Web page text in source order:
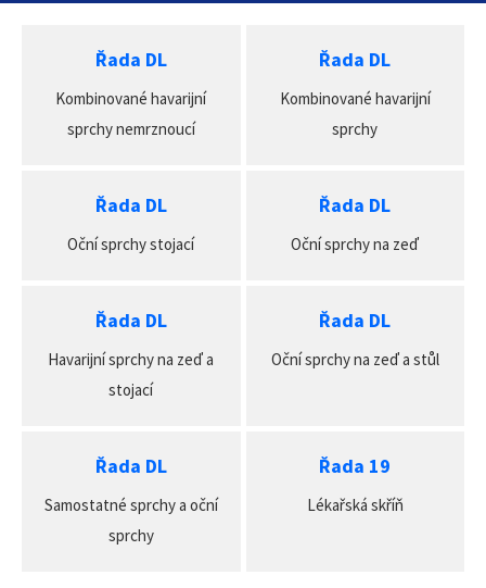
Řada DL
Kombinované havarijní
sprchy nemrznoucí
Řada DL
Kombinované havarijní
sprchy
Řada DL
Oční sprchy stojací
Řada DL
Oční sprchy na zeď
Řada DL
Havarijní sprchy na zeď a
stojací
Řada DL
Oční sprchy na zeď a stůl
Řada DL
Samostatné sprchy a oční
sprchy
Řada 19
Lékařská skříň